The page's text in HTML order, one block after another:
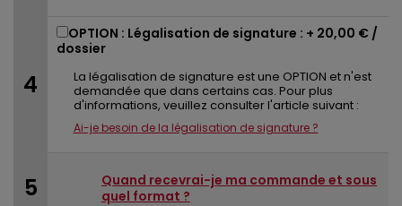
OPTION : Légalisation de signature : + 20,00 € /
dossier
La légalisation de signature est une OPTION et n'est
demandée que dans certains cas. Pour plus
d'informations, veuillez consulter l'article suivant :
Ai-je besoin de la légalisation de signature ?
Quand recevrai-je ma commande et sous
quel format ?